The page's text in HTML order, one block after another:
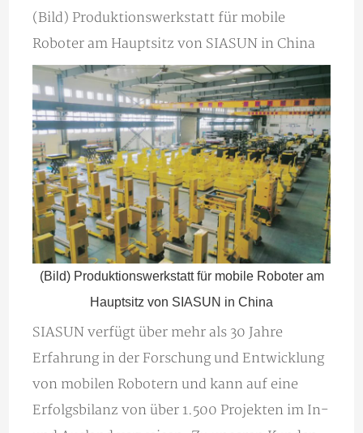
(Bild) Produktionswerkstatt für mobile
Roboter am Hauptsitz von SIASUN in China
(Bild) Produktionswerkstatt für mobile Roboter am
Hauptsitz von SIASUN in China
SIASUN verfügt über mehr als 30 Jahre
Erfahrung in der Forschung und Entwicklung
von mobilen Robotern und kann auf eine
Erfolgsbilanz von über 1.500 Projekten im In-